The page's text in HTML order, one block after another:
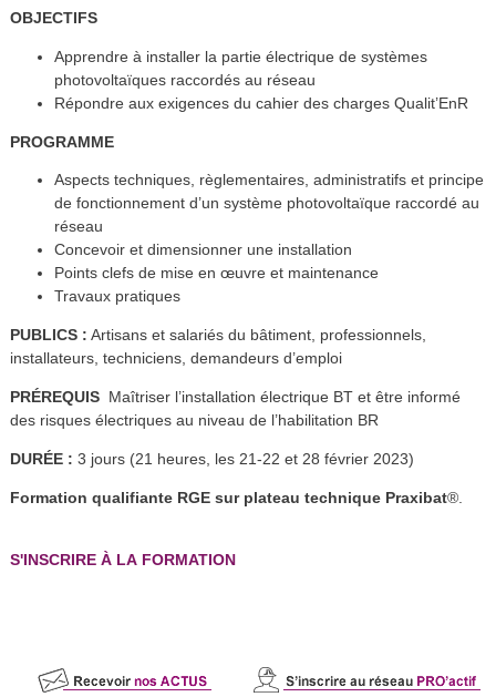
OBJECTIFS
Apprendre à installer la partie électrique de systèmes
photovoltaïques raccordés au réseau
Répondre aux exigences du cahier des charges Qualit’EnR
PROGRAMME
Aspects techniques, règlementaires, administratifs et principe
de fonctionnement d’un système photovoltaïque raccordé au
réseau
Concevoir et dimensionner une installation
Points clefs de mise en œuvre et maintenance
Travaux pratiques
PUBLICS : Artisans et salariés du bâtiment, professionnels,
installateurs, techniciens, demandeurs d’emploi
PRÉREQUIS Maîtriser l’installation électrique BT et être informé
des risques électriques au niveau de l’habilitation BR
DURÉE : 3 jours (21 heures, les 21-22 et 28 février 2023)
Formation qualifiante RGE sur plateau technique Praxibat®.
S'INSCRIRE À LA FORMATION